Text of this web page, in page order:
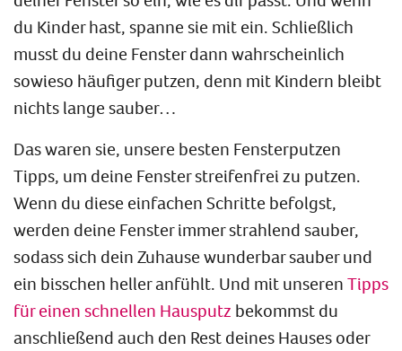
du Kinder hast, spanne sie mit ein. Schließlich
musst du deine Fenster dann wahrscheinlich
sowieso häufiger putzen, denn mit Kindern bleibt
nichts lange sauber…
Das waren sie, unsere besten Fensterputzen
Tipps, um deine Fenster streifenfrei zu putzen.
Wenn du diese einfachen Schritte befolgst,
werden deine Fenster immer strahlend sauber,
sodass sich dein Zuhause wunderbar sauber und
ein bisschen heller anfühlt. Und mit unseren Tipps
für einen schnellen Hausputz bekommst du
anschließend auch den Rest deines Hauses oder